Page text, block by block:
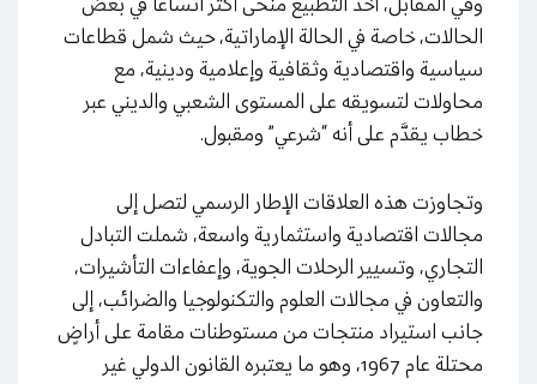
وفي المقابل، أخذ التطبيع منحى أكثر اتساعًا في بعض
الحالات، خاصة في الحالة الإماراتية، حيث شمل قطاعات
سياسية واقتصادية وثقافية وإعلامية ودينية، مع
محاولات لتسويقه على المستوى الشعبي والديني عبر
خطاب يقدَّم على أنه “شرعي” ومقبول.
وتجاوزت هذه العلاقات الإطار الرسمي لتصل إلى
مجالات اقتصادية واستثمارية واسعة، شملت التبادل
التجاري، وتسيير الرحلات الجوية، وإعفاءات التأشيرات،
والتعاون في مجالات العلوم والتكنولوجيا والضرائب، إلى
جانب استيراد منتجات من مستوطنات مقامة على أراضٍ
محتلة عام 1967، وهو ما يعتبره القانون الدولي غير